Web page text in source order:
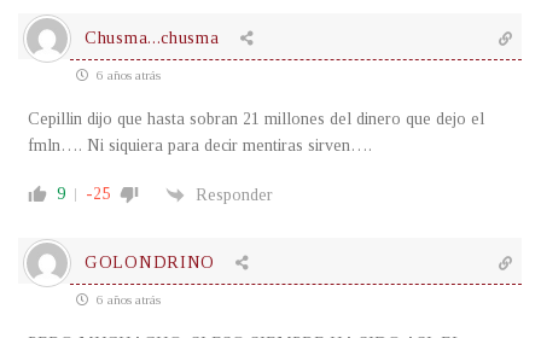
Chusma...chusma
6 años atrás
Cepillin dijo que hasta sobran 21 millones del dinero que dejo el
fmln…. Ni siquiera para decir mentiras sirven….
9 -25 Responder
GOLONDRINO
6 años atrás